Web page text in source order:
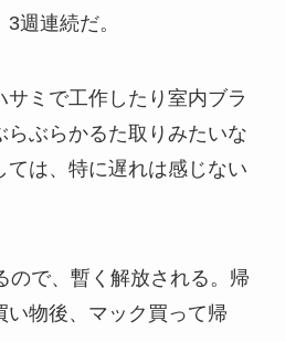
週連続だ。
ミで工作したり室内ブラ
らぶらかるた取りみたいな
ては、特に遅れは感じない
ので、暫く解放される。帰
い物後、マック買って帰